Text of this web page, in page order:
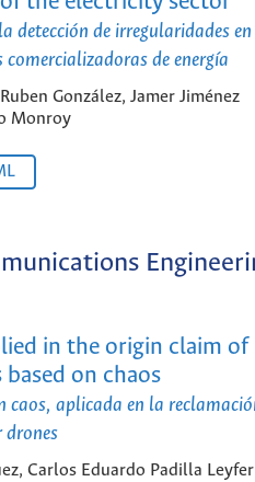
detección de irregularidades
comercializadoras de energía
González, Jamer Jiménez
Monroy
in the origin claim
on chaos
caos, aplicada en la
drones
Carlos Eduardo Padilla